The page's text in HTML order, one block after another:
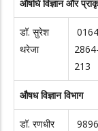
औषधि विज्ञान और
डॉ. सुरेश
थरेजा
2864-
213
औषध विज्ञान विभाग
डॉ. रणधीर